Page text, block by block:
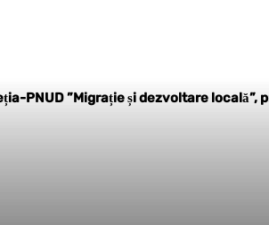
PNUD ”Migrație și dezvoltare locală”,